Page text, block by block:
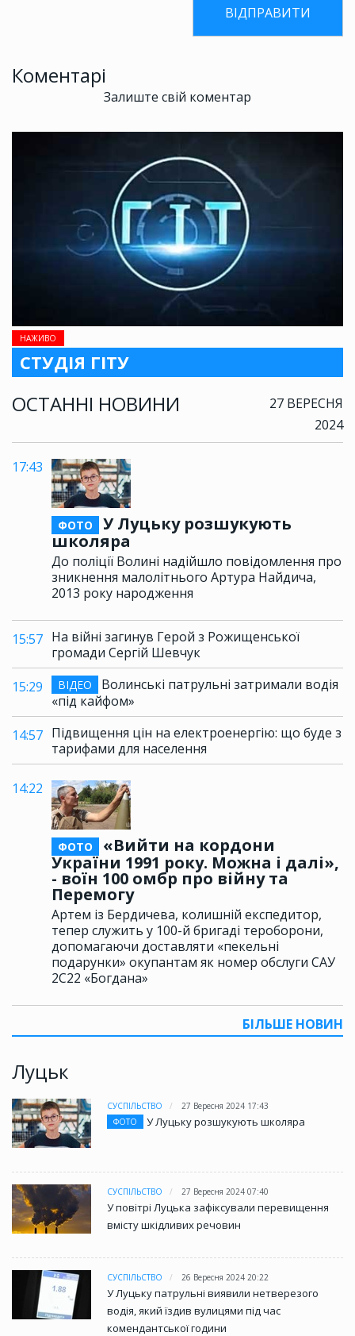
НАЖИВО
СТУДІЯ ГІТУ
ОСТАННІ НОВИНИ
27 ВЕРЕСНЯ
2024
17:43
ФОТО
У Луцьку розшукують
школяра
До поліції Волині надійшло повідомлення про
зникнення малолітнього Артура Найдича,
2013 року народження
15:57 На війні загинув Герой з Рожищенської
громади Сергій Шевчук
15:29
ВІДЕО
Волинські патрульні затримали водія
«під кайфом»
14:57 Підвищення цін на електроенергію: що буде з
тарифами для населення
14:22
ФОТО
«Вийти на кордони
України 1991 року. Можна і далі»,
- воїн 100 омбр про війну та
Перемогу
Артем із Бердичева, колишній експедитор,
тепер служить у 100-й бригаді тероборони,
допомагаючи доставляти «пекельні
подарунки» окупантам як номер обслуги САУ
2С22 «Богдана»
БІЛЬШЕ НОВИН
Луцьк
СУСПІЛЬСТВО
27 Вересня 2024 17:43
ФОТО
У Луцьку розшукують школяра
СУСПІЛЬСТВО 27 Вересня 2024 07:40
У повітрі Луцька зафіксували перевищення
вмісту шкідливих речовин
СУСПІЛЬСТВО 26 Вересня 2024 20:22
У Луцьку патрульні виявили нетверезого
водія, який їздив вулицями під час
комендантської години
Коментарі
Залиште свій коментар